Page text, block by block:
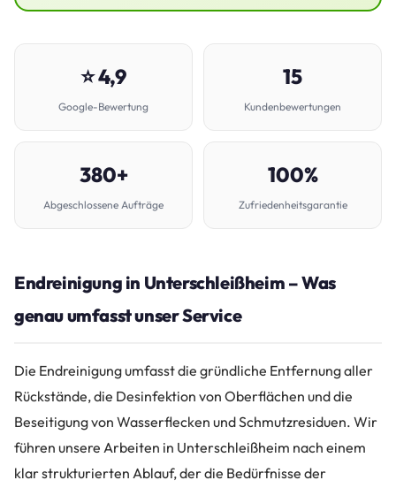
⭐ 4,9
Google-Bewertung
15
Kundenbewertungen
380+
Abgeschlossene Aufträge
100%
Zufriedenheitsgarantie
Endreinigung in Unterschleißheim – Was
genau umfasst unser Service
Die Endreinigung umfasst die gründliche Entfernung aller
Rückstände, die Desinfektion von Oberflächen und die
Beseitigung von Wasserflecken und Schmutzresiduen. Wir
führen unsere Arbeiten in Unterschleißheim nach einem
klar strukturierten Ablauf, der die Bedürfnisse der